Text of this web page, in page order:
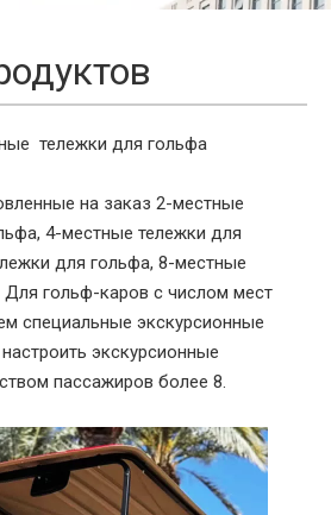
тележки для гольфа
на заказ 2-местные
4-местные тележки для
для гольфа, 8-местные
Для гольф-каров с числом мест
специальные экскурсионные
экскурсионные
пассажиров более 8.